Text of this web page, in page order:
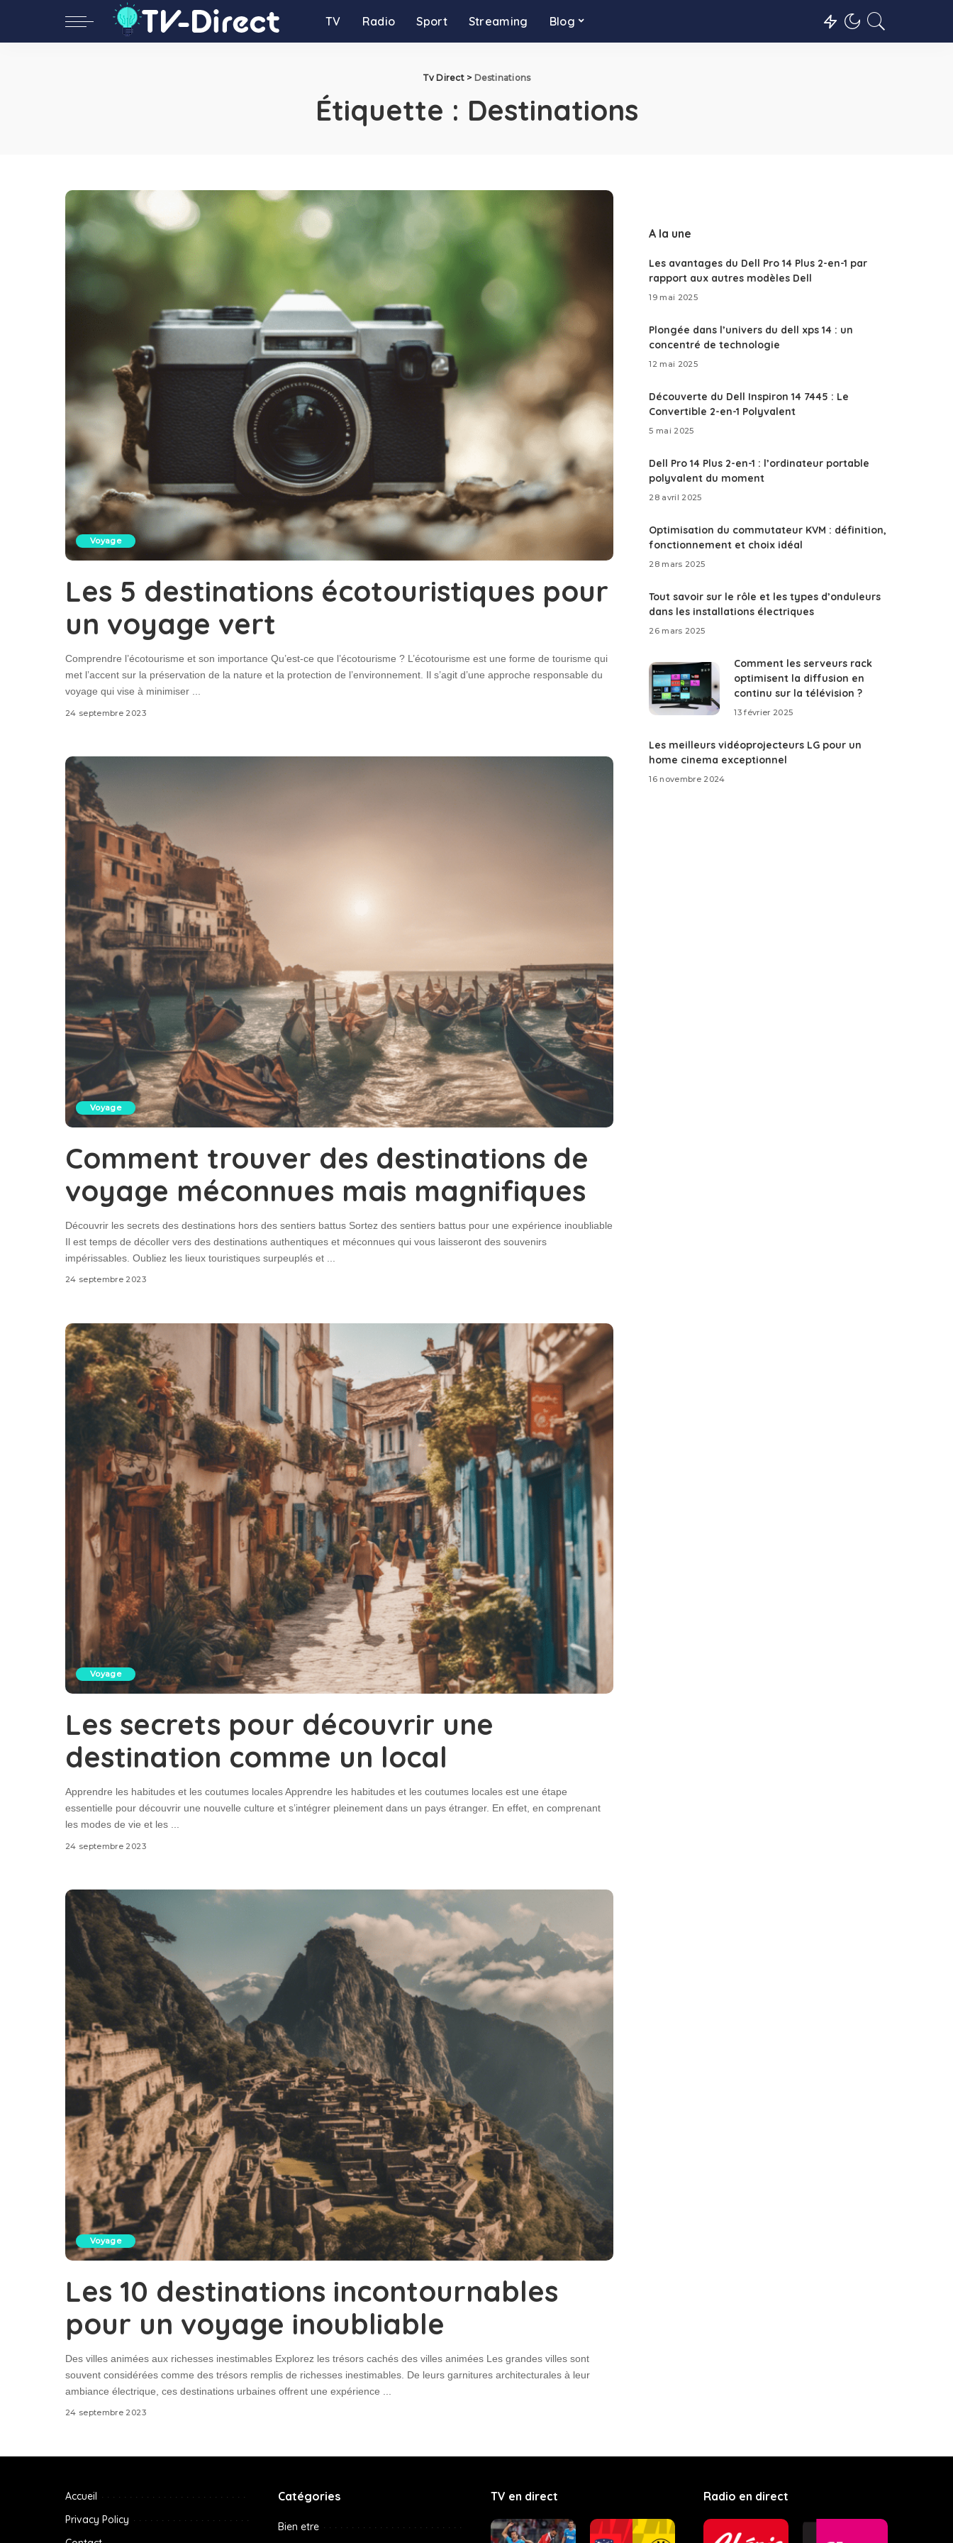
TV Radio Sport Streaming Blog
Tv Direct> Destinations
Étiquette : Destinations
Voyage
Les 5 destinations écotouristiques pour
un voyage vert
Comprendre l’écotourisme et son importance Qu’est-ce que l’écotourisme ? L’écotourisme est une forme de tourisme qui
met l’accent sur la préservation de la nature et la protection de l’environnement. Il s’agit d’une approche responsable du
voyage qui vise à minimiser ...
24 septembre 2023
Voyage
Comment trouver des destinations de
voyage méconnues mais magnifiques
Découvrir les secrets des destinations hors des sentiers battus Sortez des sentiers battus pour une expérience inoubliable
Il est temps de décoller vers des destinations authentiques et méconnues qui vous laisseront des souvenirs
impérissables. Oubliez les lieux touristiques surpeuplés et
24 septembre 2023
Voyage
Les secrets pour découvrir une
destination comme un local
Apprendre les habitudes et les coutumes locales Apprendre les habitudes et les coutumes locales est une étape
essentielle pour découvrir une nouvelle culture et s’intégrer pleinement dans un pays étranger. En effet, en comprenant
les modes de vie et les ...
24 septembre 2023
Voyage
Les 10 destinations incontournables
pour un voyage inoubliable
Des villes animées aux richesses inestimables Explorez les trésors cachés des villes animées Les grandes villes sont
souvent considérées comme des trésors remplis de richesses inestimables. De leurs garnitures architecturales à leur
ambiance électrique, ces destinations urbaines offrent une expérience
24 septembre 2023
A la une
Les avantages du Dell Pro 14 Plus 2-en-1 par
rapport aux autres modèles Dell
19 mai 2025
Plongée dans l’univers du dell xps 14 : un
concentré de technologie
12 mai 2025
Découverte du Dell Inspiron 14 7445 : Le
Convertible 2-en-1 Polyvalent
5 mai 2025
Dell Pro 14 Plus 2-en-1 : l’ordinateur portable
polyvalent du moment
28 avril 2025
Optimisation du commutateur KVM : définition,
fonctionnement et choix idéal
28 mars 2025
Tout savoir sur le rôle et les types d’onduleurs
dans les installations électriques
26 mars 2025
Comment les serveurs rack
optimisent la diffusion en
continu sur la télévision ?
13 février 2025
Les meilleurs vidéoprojecteurs LG pour un
home cinema exceptionnel
16 novembre 2024
Accueil
Privacy Policy
Catégories
Bien etre
TV en direct Radio en direct